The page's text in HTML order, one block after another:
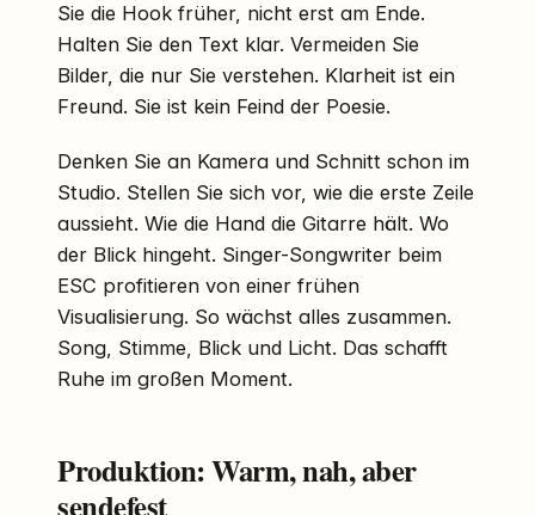
Sie die Hook früher, nicht erst am Ende.
Halten Sie den Text klar. Vermeiden Sie
Bilder, die nur Sie verstehen. Klarheit ist ein
Freund. Sie ist kein Feind der Poesie.
Denken Sie an Kamera und Schnitt schon im
Studio. Stellen Sie sich vor, wie die erste Zeile
aussieht. Wie die Hand die Gitarre hält. Wo
der Blick hingeht. Singer-Songwriter beim
ESC profitieren von einer frühen
Visualisierung. So wächst alles zusammen.
Song, Stimme, Blick und Licht. Das schafft
Ruhe im großen Moment.
Produktion: Warm, nah, aber
sendefest